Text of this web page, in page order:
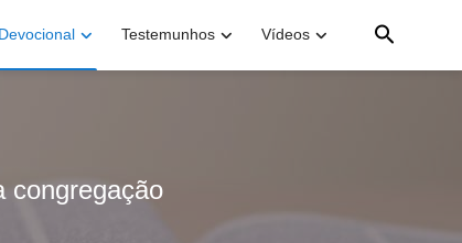
Devocional Testemunhos Vídeos
congregação